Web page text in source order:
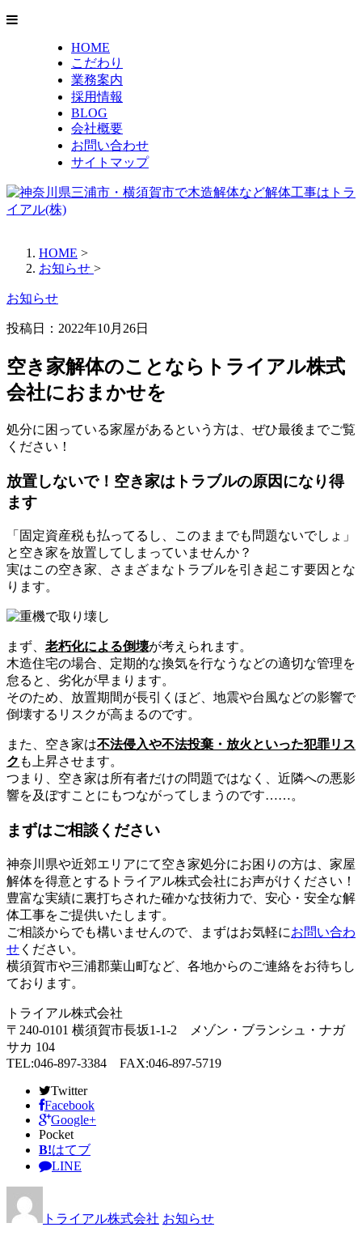
HOME
こだわり
業務案内
採用情報
BLOG
会社概要
お問い合わせ
サイトマップ
HOME >
お知らせ >
お知らせ
投稿日：2022年10月26日
空き家解体のことならトライアル株式
会社におまかせを
処分に困っている家屋があるという方は、ぜひ最後までご覧
ください！
放置しないで！空き家はトラブルの原因になり得
ます
「固定資産税も払ってるし、このままでも問題ないでしょ」
と空き家を放置してしまっていませんか？
実はこの空き家、さまざまなトラブルを引き起こす要因とな
ります。
まず、 老朽化による倒壊が考えられます。
木造住宅の場合、定期的な換気を行なうなどの適切な管理を
怠ると、劣化が早まります。
そのため、放置期間が長引くほど、地震や台風などの影響で
倒壊するリスクが高まるのです。
また、空き家は不法侵入や不法投棄・放火といった犯罪リス
ク も上昇させます。
つまり、空き家は所有者だけの問題ではなく、近隣への悪影
響を及ぼすことにもつながってしまうのです……。
まずはご相談ください
神奈川県や近郊エリアにて空き家処分にお困りの方は、家屋
解体を得意とするトライアル株式会社にお声がけください！
豊富な実績に裏打ちされた確かな技術力で、安心・安全な解
体工事をご提供いたします。
ご相談からでも構いませんので、まずはお気軽にお問い合わ
せ ください。
横須賀市や三浦郡葉山町など、各地からのご連絡をお待ちし
ております。
トライアル株式会社
〒240-0101 横須賀市長坂1-1-2 メゾン・ブランシュ・ナガ
サカ 104
TEL:046-897-3384 FAX:046-897-5719
Twitter
Facebook
Google+
Pocket
B!はてブ
LINE
トライアル株式会社 お知らせ